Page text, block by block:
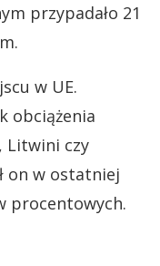
przypadało 21
w UE.
obciążenia
Litwini czy
on w ostatniej
procentowych.